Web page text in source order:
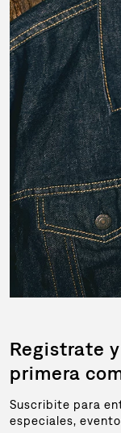
Registrate
primera
Suscribite para
especiales,